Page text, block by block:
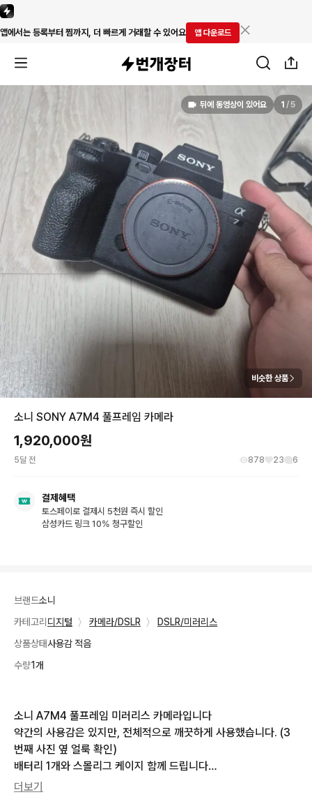
앱에서는 등록부터 찜까지, 더 빠르게 거래할 수 있어요 앱 다운로드
뒤에 동영상이 있어요 1 /5
비슷한 상품
소니 SONY A7M4 풀프레임 카메라
1,920,000원
5달 전 878 23 6
결제혜택
토스페이로 결제시 5천원 즉시 할인
삼성카드 링크 10% 청구할인
브랜드소니
카테고리 디지털 〉 카메라/DSLR 〉
DSLR/미러리스
상품상태사용감 적음
수량1개
소니 A7M4 풀프레임 미러리스 카메라입니다
약간의 사용감은 있지만, 전체적으로 깨끗하게 사용했습니다. (3
번째 사진 옆 얼룩 확인)
배터리 1개와 스몰리그 케이지 함께 드립니다
보증기간은 남아있지않습니다
더보기